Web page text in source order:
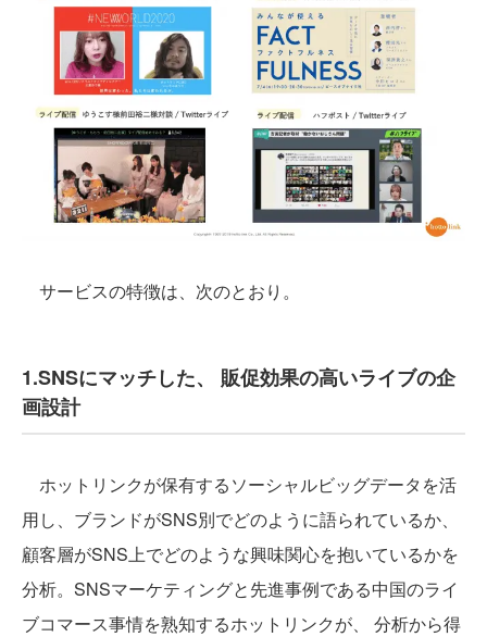
サービスの特徴は、次のとおり。
1.SNSにマッチした、 販促効果の高いライブの企
画設計
ホットリンクが保有するソーシャルビッグデータを活
用し、ブランドがSNS別でどのように語られているか、
顧客層がSNS上でどのような興味関心を抱いているかを
分析。SNSマーケティングと先進事例である中国のライ
ブコマース事情を熟知するホットリンクが、 分析から得